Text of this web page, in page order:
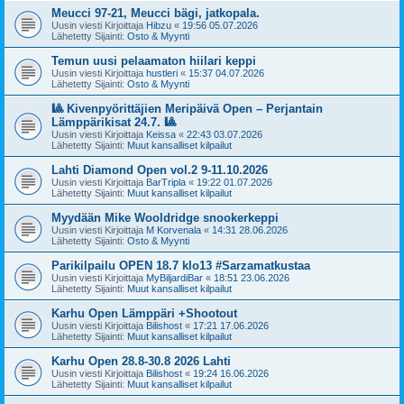
Meucci 97-21, Meucci bägi, jatkopala.
Uusin viesti Kirjoittaja Hibzu « 19:56 05.07.2026
Lähetetty Sijainti: Osto & Myynti
Temun uusi pelaamaton hiilari keppi
Uusin viesti Kirjoittaja hustleri « 15:37 04.07.2026
Lähetetty Sijainti: Osto & Myynti
🎱 Kivenpyörittäjien Meripäivä Open – Perjantain
Lämppärikisat 24.7. 🎱
Uusin viesti Kirjoittaja Keissa « 22:43 03.07.2026
Lähetetty Sijainti: Muut kansalliset kilpailut
Lahti Diamond Open vol.2 9-11.10.2026
Uusin viesti Kirjoittaja BarTripla « 19:22 01.07.2026
Lähetetty Sijainti: Muut kansalliset kilpailut
Myydään Mike Wooldridge snookerkeppi
Uusin viesti Kirjoittaja M Korvenala « 14:31 28.06.2026
Lähetetty Sijainti: Osto & Myynti
Parikilpailu OPEN 18.7 klo13 #Sarzamatkustaa
Uusin viesti Kirjoittaja MyBiljardiBar « 18:51 23.06.2026
Lähetetty Sijainti: Muut kansalliset kilpailut
Karhu Open Lämppäri +Shootout
Uusin viesti Kirjoittaja Bilishost « 17:21 17.06.2026
Lähetetty Sijainti: Muut kansalliset kilpailut
Karhu Open 28.8-30.8 2026 Lahti
Uusin viesti Kirjoittaja Bilishost « 19:24 16.06.2026
Lähetetty Sijainti: Muut kansalliset kilpailut